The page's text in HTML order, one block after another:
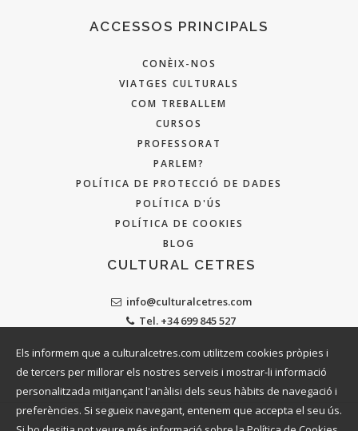
ACCESSOS PRINCIPALS
CONÈIX-NOS
VIATGES CULTURALS
COM TREBALLEM
CURSOS
PROFESSORAT
PARLEM?
POLÍTICA DE PROTECCIÓ DE DADES
POLÍTICA D'ÚS
POLÍTICA DE COOKIES
BLOG
CULTURAL CETRES
info@culturalcetres.com
Tel. +34 699 845 527
Els informem que a culturalcetres.com utilitzem cookies pròpies i
de tercers per millorar els nostres serveis i mostrar-li informació
personalitzada mitjançant l'anàlisi dels seus hàbits de navegació i
preferències. Si segueix navegant, entenem que accepta el seu ús.